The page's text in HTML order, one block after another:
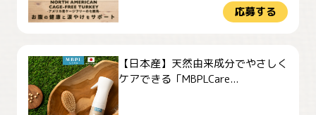
応募する
【日本産】天然由来成分でやさしく
ケアできる「MBPLCare...